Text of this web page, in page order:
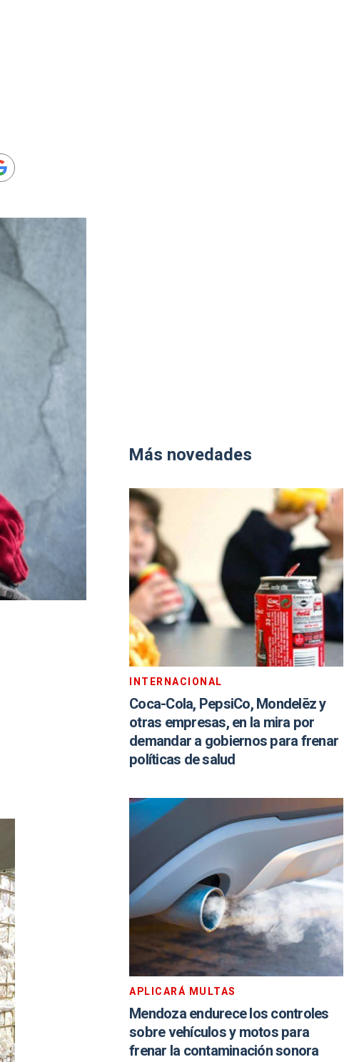
Más novedades
INTERNACIONAL
Coca-Cola, PepsiCo, Mondelēz y
otras empresas, en la mira por
demandar a gobiernos para frenar
políticas de salud
APLICARÁ MULTAS
Mendoza endurece los controles
sobre vehículos y motos para
frenar la contaminación sonora